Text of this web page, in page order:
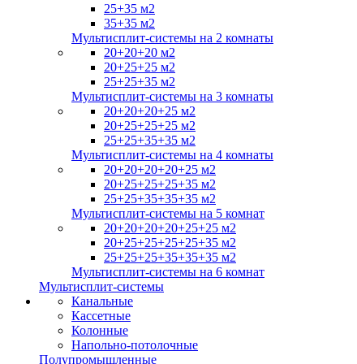
25+35 м2
35+35 м2
Мультисплит-системы на 2 комнаты
20+20+20 м2
20+25+25 м2
25+25+35 м2
Мультисплит-системы на 3 комнаты
20+20+20+25 м2
20+25+25+25 м2
25+25+35+35 м2
Мультисплит-системы на 4 комнаты
20+20+20+20+25 м2
20+25+25+25+35 м2
25+25+35+35+35 м2
Мультисплит-системы на 5 комнат
20+20+20+20+25+25 м2
20+25+25+25+25+35 м2
25+25+25+35+35+35 м2
Мультисплит-системы на 6 комнат
Мультисплит-системы
Канальные
Кассетные
Колонные
Напольно-потолочные
Полупромышленные